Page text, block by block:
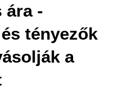
ára -
tényezők
a